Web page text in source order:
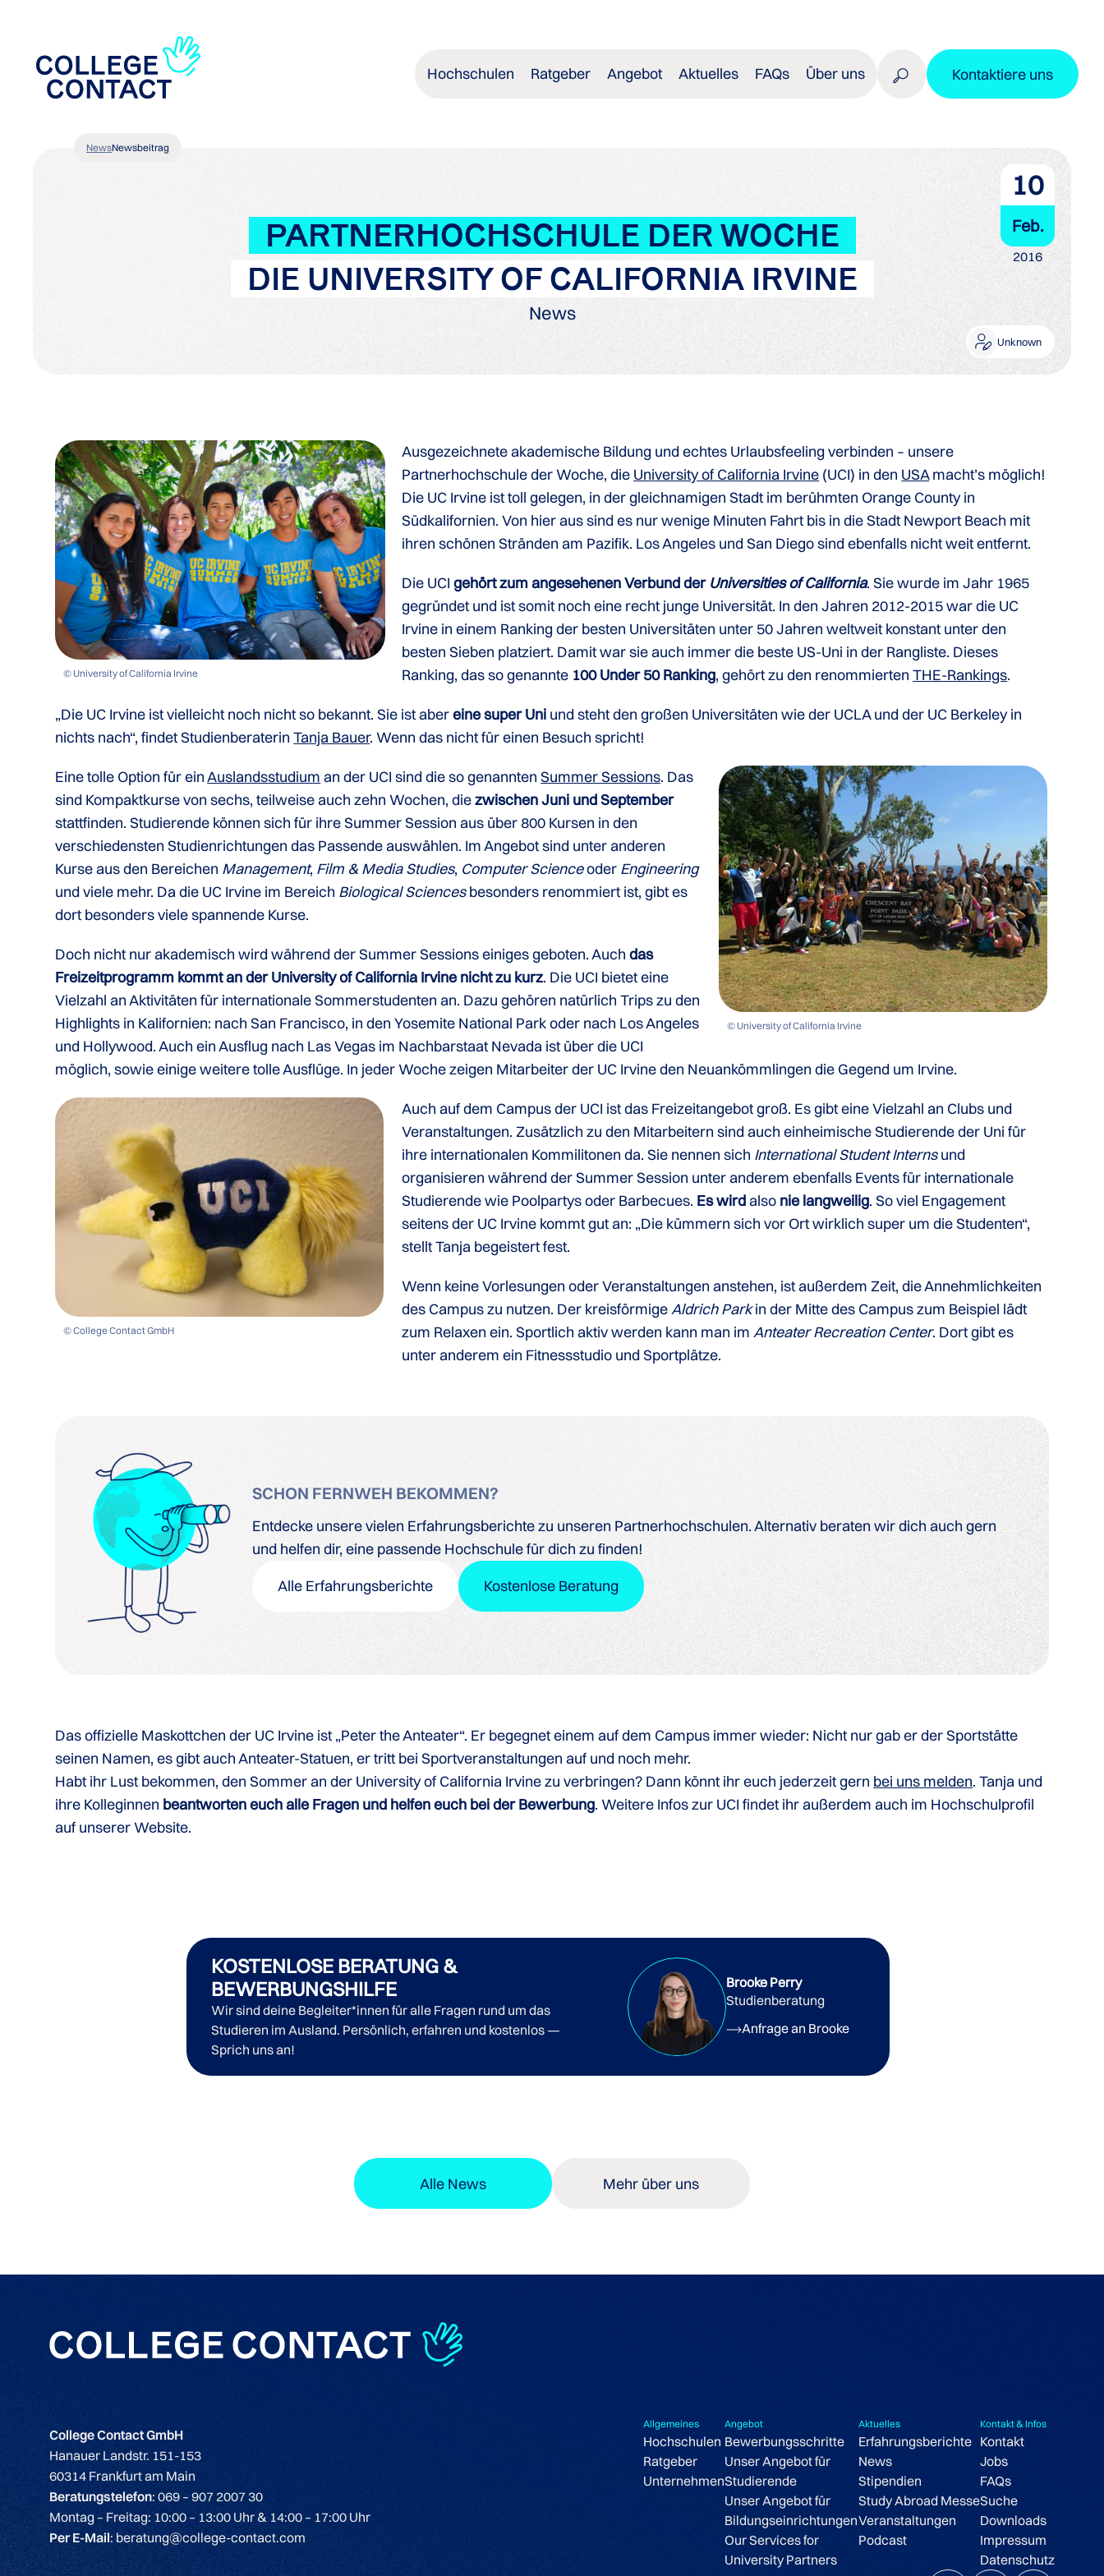
Hochschulen Ratgeber Angebot Aktuelles FAQs Über uns Kontaktiere uns
NewsNewsbeitrag
PARTNERHOCHSCHULE DER WOCHE
DIE UNIVERSITY OF CALIFORNIA IRVINE
News
10
Feb.
2016
Unknown
© University of California Irvine
Ausgezeichnete akademische Bildung und echtes Urlaubsfeeling verbinden – unsere
Partnerhochschule der Woche, die University of California Irvine (UCI) in den USAmacht’s möglich!
Die UC Irvine ist toll gelegen, in der gleichnamigen Stadt im berühmten Orange County in
Südkalifornien. Von hier aus sind es nur wenige Minuten Fahrt bis in die Stadt Newport Beach mit
ihren schönen Stränden am Pazifik. Los Angeles und San Diego sind ebenfalls nicht weit entfernt.
Die UCIgehört zum angesehenen Verbund der Universities of California. Sie wurde im Jahr 1965
gegründet und ist somit noch eine recht junge Universität. In den Jahren 2012-2015 war die UC
Irvine in einem Ranking der besten Universitäten unter 50 Jahren weltweit konstant unter den
besten Sieben platziert. Damit war sie auch immer die beste US-Uni in der Rangliste. Dieses
Ranking, das so genannte 100 Under 50 Ranking, gehört zu den renommiertenTHE-Rankings.
„Die UC Irvine ist vielleicht noch nicht so bekannt. Sie ist abereine super Uni und steht den großen Universitäten wie der UCLA und der UC Berkeley in
nichts nach“, findet StudienberaterinTanja Bauer. Wenn das nicht für einen Besuch spricht!
© University of California Irvine
Eine tolle Option für einAuslandsstudium an der UCI sind die so genanntenSummer Sessions. Das
sind Kompaktkurse von sechs, teilweise auch zehn Wochen, diezwischen Juni und September
stattfinden. Studierende können sich für ihre Summer Session aus über 800 Kursen in den
verschiedensten Studienrichtungen das Passende auswählen. Im Angebot sind unter anderen
Kurse aus den Bereichen Management, Film & Media Studies, Computer Scienceoder Engineering
und viele mehr. Da die UC Irvine im Bereich Biological Sciencesbesonders renommiert ist, gibt es
dort besonders viele spannende Kurse.
Doch nicht nur akademisch wird während der Summer Sessions einiges geboten. Auchdas
Freizeitprogramm kommt an der University of California Irvine nicht zu kurz. Die UCI bietet eine
Vielzahl an Aktivitäten für internationale Sommerstudenten an. Dazu gehören natürlich Trips zu den
Highlights in Kalifornien: nach San Francisco, in den Yosemite National Park oder nach Los Angeles
und Hollywood. Auch ein Ausflug nach Las Vegas im Nachbarstaat Nevada ist über die UCI
möglich, sowie einige weitere tolle Ausflüge. In jeder Woche zeigen Mitarbeiter der UC Irvine den Neuankömmlingen die Gegend um Irvine.
© College Contact GmbH
Auch auf dem Campus der UCI ist das Freizeitangebot groß. Es gibt eine Vielzahl an Clubs und
Veranstaltungen. Zusätzlich zu den Mitarbeitern sind auch einheimische Studierende der Uni für
ihre internationalen Kommilitonen da. Sie nennen sich International Student Internsund
organisieren während der Summer Session unter anderem ebenfalls Events für internationale
Studierende wie Poolpartys oder Barbecues. Es wirdalso nie langweilig. So viel Engagement
seitens der UC Irvine kommt gut an: „Die kümmern sich vor Ort wirklich super um die Studenten“,
stellt Tanja begeistert fest.
Wenn keine Vorlesungen oder Veranstaltungen anstehen, ist außerdem Zeit, die Annehmlichkeiten
des Campus zu nutzen. Der kreisförmigeAldrich Parkin der Mitte des Campus zum Beispiel lädt
zum Relaxen ein. Sportlich aktiv werden kann man imAnteater Recreation Center. Dort gibt es
unter anderem ein Fitnessstudio und Sportplätze.
SCHON FERNWEH BEKOMMEN?
Entdecke unsere vielen Erfahrungsberichte zu unseren Partnerhochschulen. Alternativ beraten wir dich auch gern
und helfen dir, eine passende Hochschule für dich zu finden!
Alle Erfahrungsberichte
Kostenlose Beratung
Das offizielle Maskottchen der UC Irvine ist „Peter the Anteater“. Er begegnet einem auf dem Campus immer wieder: Nicht nur gab er der Sportstätte
seinen Namen, es gibt auch Anteater-Statuen, er tritt bei Sportveranstaltungen auf und noch mehr.
Habt ihr Lust bekommen, den Sommer an der University of California Irvine zu verbringen? Dann könnt ihr euch jederzeit gern bei uns melden. Tanja und
ihre Kolleginnen beantworten euch alle Fragen und helfen euch bei der Bewerbung. Weitere Infos zur UCI findet ihr außerdem auch im Hochschulprofil
auf unserer Website.
KOSTENLOSE BERATUNG &
BEWERBUNGSHILFE
Wir sind deine Begleiter*innen für alle Fragen rund um das
Studieren im Ausland. Persönlich, erfahren und kostenlos —
Sprich uns an!
Brooke Perry
Studienberatung
Anfrage an Brooke
Alle News Mehr über uns
College Contact GmbH
Hanauer Landstr. 151-153
60314 Frankfurt am Main
Beratungstelefon: 069 – 907 2007 30
Montag – Freitag: 10:00 – 13:00 Uhr & 14:00 – 17:00 Uhr
Per E-Mail: beratung@college-contact.com
Allgemeines
Hochschulen
Ratgeber
Unternehmen
Angebot
Bewerbungsschritte
Unser Angebot für
Studierende
Unser Angebot für
Bildungseinrichtungen
Our Services for
University Partners
Aktuelles
Erfahrungsberichte
News
Stipendien
Study Abroad Messe
Veranstaltungen
Podcast
Kontakt & Infos
Kontakt
Jobs
FAQs
Suche
Downloads
Impressum
Datenschutz